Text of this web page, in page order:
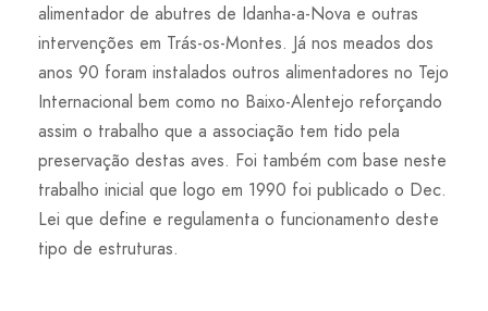
alimentador de abutres de Idanha-a-Nova e outras
intervenções em Trás-os-Montes. Já nos meados dos
anos 90 foram instalados outros alimentadores no Tejo
Internacional bem como no Baixo-Alentejo reforçando
assim o trabalho que a associação tem tido pela
preservação destas aves. Foi também com base neste
trabalho inicial que logo em 1990 foi publicado o Dec.
Lei que define e regulamenta o funcionamento deste
tipo de estruturas.